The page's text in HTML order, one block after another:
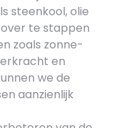
steenkool, olie
over te stappen
zoals zonne-
en
we de
aanzienlijk